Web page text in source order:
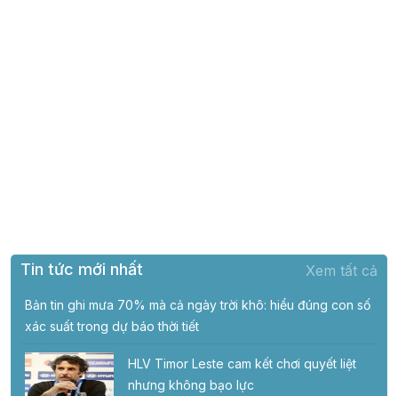
Tin tức mới nhất Xem tất cả
Bản tin ghi mưa 70% mà cả ngày trời khô: hiểu đúng con số
xác suất trong dự báo thời tiết
HLV Timor Leste cam kết chơi quyết liệt
nhưng không bạo lực